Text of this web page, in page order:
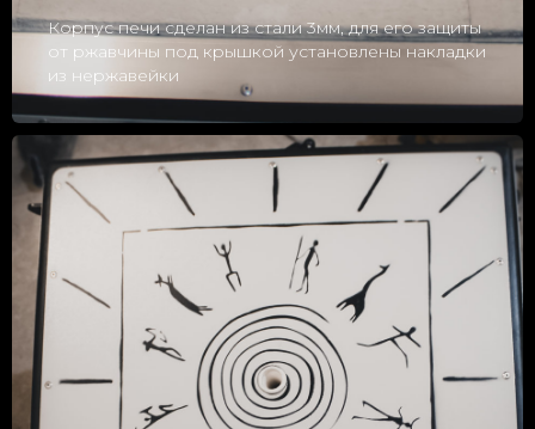
Корпус печи сделан из стали 3мм, для его защиты
от ржавчины под крышкой установлены накладки
из нержавейки